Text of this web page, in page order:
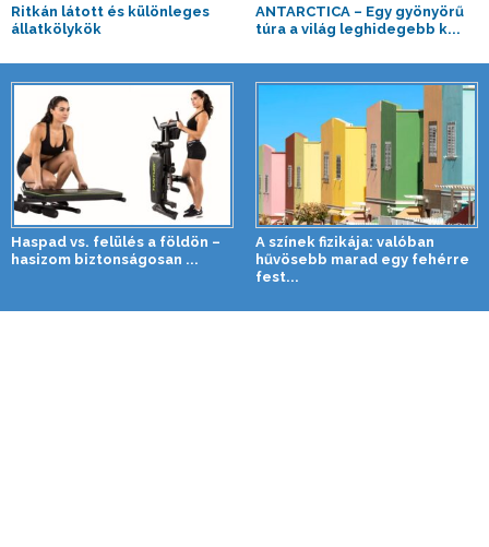
Ritkán látott és különleges
állatkölykök
ANTARCTICA – Egy gyönyörű
túra a világ leghidegebb k...
Haspad vs. felülés a földön –
hasizom biztonságosan ...
A színek fizikája: valóban
hűvösebb marad egy fehérre
fest...